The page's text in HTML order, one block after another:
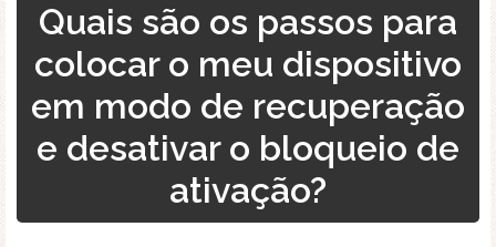
Quais são os passos para
colocar o meu dispositivo
em modo de recuperação
e desativar o bloqueio de
ativação?